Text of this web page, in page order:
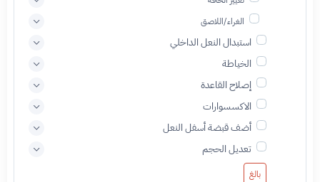
الغراء/اللاصق
استبدال النعل الداخلي
الخياطة
إصلاح القاعدة
الاكسسوارات
أضف قبضة أسفل النعل
تعديل الحجم
بالغ